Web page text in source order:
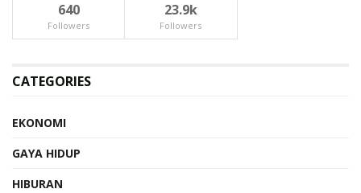
640
Followers
23.9k
Followers
CATEGORIES
EKONOMI
GAYA HIDUP
HIBURAN